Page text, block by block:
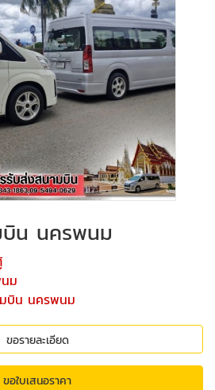
บิน นครพนม
ม
มบิน นครพนม
ขอรายละเอียด
ขอใบเสนอราคา